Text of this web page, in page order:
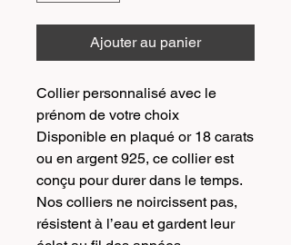
Ajouter au panier
Collier personnalisé avec le
prénom de votre choix
Disponible en plaqué or 18 carats
ou en argent 925, ce collier est
conçu pour durer dans le temps.
Nos colliers ne noircissent pas,
résistent à l’eau et gardent leur